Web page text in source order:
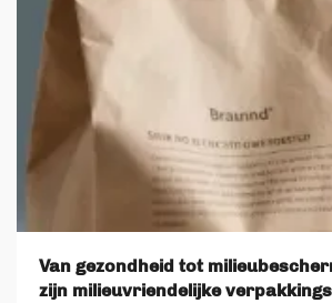
Van gezondheid tot
zijn milieuvriendelijke